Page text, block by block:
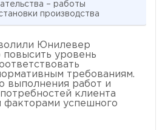
– работы
производства
Юнилевер
повысить уровень
требованиям.
выполнения работ и
клиента
факторами успешного